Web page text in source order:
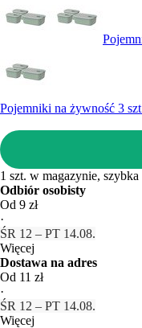
Pojemniki na żywność 3
1 szt. w magazynie, szybka
Odbiór osobisty
Od 9 zł
·
ŚR 12 – PT 14.08.
Więcej
Dostawa na adres
Od 11 zł
·
ŚR 12 – PT 14.08.
Więcej